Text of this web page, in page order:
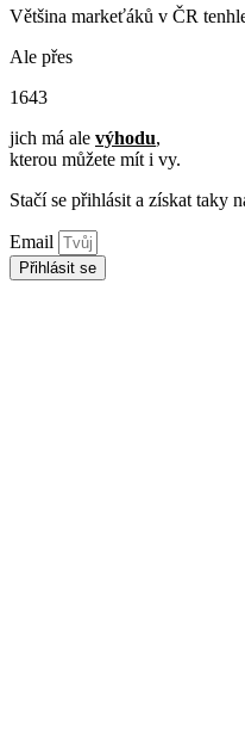
Většina markeťáků v ČR
Ale přes
1643
jich má ale výhodu,
kterou můžete mít i vy.
Stačí se přihlásit a získat taky
Email
Přihlásit se